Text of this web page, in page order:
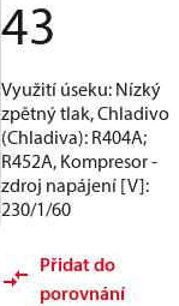
43
Využití úseku: Nízký
zpětný tlak, Chladivo
(Chladiva): R404A;
R452A, Kompresor -
zdroj napájení [V]:
230/1/60
Přidat do
porovnání